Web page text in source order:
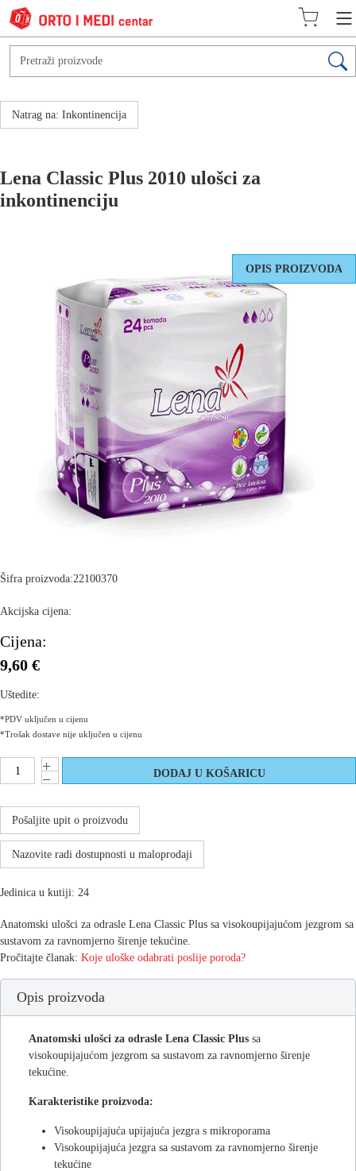
Natrag na: Inkontinencija
Lena Classic Plus 2010 ulošci za
inkontinenciju
OPIS PROIZVODA
Šifra proizvoda:22100370
Akcijska cijena:
Cijena:
9,60 €
Uštedite:
*PDV uključen u cijenu
*Trošak dostave nije uključen u cijenu
Pošaljite upit o proizvodu
Nazovite radi dostupnosti u maloprodaji
Jedinica u kutiji: 24
Anatomski ulošci za odrasle Lena Classic Plus sa visokoupijajućom jezgrom sa
sustavom za ravnomjerno širenje tekućine.
Pročitajte članak: Koje uloške odabrati poslije poroda?
Opis proizvoda
Anatomski ulošci za odrasle Lena Classic Plus sa
visokoupijajućom jezgrom sa sustavom za ravnomjerno širenje
tekućine.
Karakteristike proizvoda:
Visokoupijajuća upijajuća jezgra s mikroporama
Visokoupijajuća jezgra sa sustavom za ravnomjerno širenje
tekućine